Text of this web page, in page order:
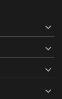



